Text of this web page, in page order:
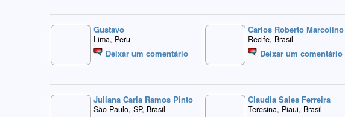
Carlos Roberto Marcolino
Recife, Brasil
Deixar um comentário
Gustavo
Lima, Peru
Deixar um comentário
Claudia Sales Ferreira
Teresina, Piaui, Brasil
Juliana Carla Ramos Pinto
São Paulo, SP, Brasil